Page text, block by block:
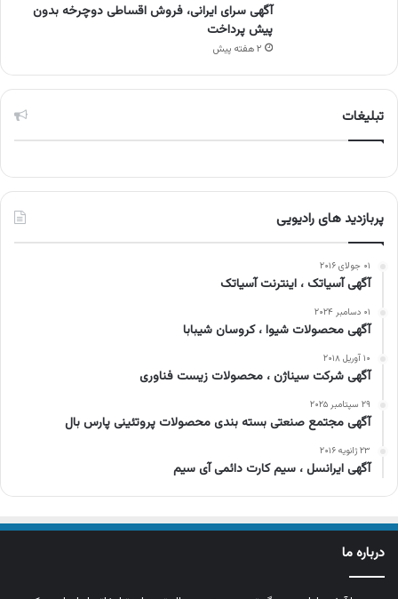
آگهی سرای ایرانی، فروش اقساطی دوچرخه بدون
پیش پرداخت
۲ هفته پیش
تبلیغات
پربازدید های رادیویی
۰۱ جولای ۲۰۱۶
آگهی آسیاتک ، اینترنت آسیاتک
۰۱ دسامبر ۲۰۲۴
آگهی محصولات شیوا ، کروسان شیبابا
۱۰ آوریل ۲۰۱۸
آگهی شرکت سیناژن ، محصولات زیست فناوری
۲۹ سپتامبر ۲۰۲۵
آگهی مجتمع صنعتی بسته بندی محصولات پروتئینی پارس بال
۲۳ ژانویه ۲۰۱۶
آگهی ایرانسل ، سیم کارت دائمی آی سیم
درباره ما